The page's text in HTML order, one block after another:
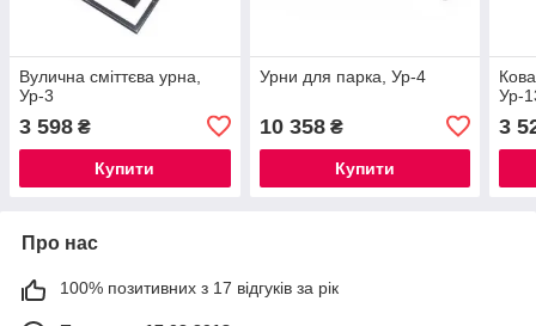
Вулична сміттєва урна,
Ур-3
3 598 ₴
Купити
Урни для парка, Ур-4
10 358₴
Купити
Ур-
3
Про нас
100% позитивних з 17 відгуків за рік